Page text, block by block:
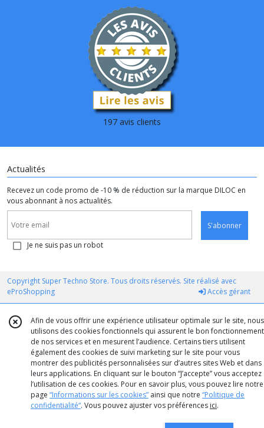
197 avis clients
Actualités
Recevez un code promo de -10 % de réduction sur la marque DILOC en
vous abonnant à nos actualités.
S'abonner
Je ne suis pas un robot
Copyright Super Techno Store. Tous droits réservés. Site réalisé avec
eProShopping
Accès gérant
Afin de vous offrir une expérience utilisateur optimale sur le site, nous
utilisons des cookies fonctionnels qui assurent le bon fonctionnement
de nos services et en mesurent l’audience. Certains tiers utilisent
également des cookies de suivi marketing sur le site pour vous
montrer des publicités personnalisées sur d’autres sites Web et dans
leurs applications. En cliquant sur le bouton “J’accepte” vous acceptez
l’utilisation de ces cookies. Pour en savoir plus, vous pouvez lire notre
page “Informations sur les cookies” ainsi que notre “Politique de
confidentialité“. Vous pouvez ajuster vos préférences ici.